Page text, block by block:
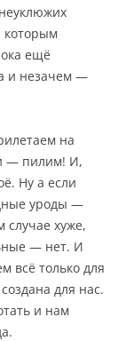
которым
ещё
и незачем —
на
— пилим! И,
Ну а если
уроды —
хуже,
— нет. И
всё только для
для нас.
и нам